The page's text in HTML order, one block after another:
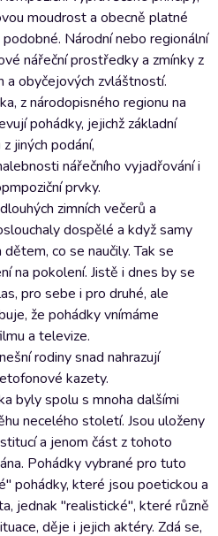
moudrost a obecně platné
Národní nebo regionální
nářeční prostředky a zmínky z
a obyčejových zvláštností.
z národopisného regionu na
pohádky, jejichž základní
jiných podání,
nářečního vyjadřování i
prvky.
zimních večerů a
dospělé a když samy
co se naučily. Tak se
na pokolení. Jistě i dnes by se
pro sebe i pro druhé, ale
že pohádky vnímáme
a televize.
rodiny snad nahrazují
kazety.
byly spolu s mnoha dalšími
necelého století. Jsou uloženy
a jenom část z tohoto
Pohádky vybrané pro tuto
pohádky, které jsou poetickou a
jednak "realistické", které různě
děje i jejich aktéry. Zdá se,